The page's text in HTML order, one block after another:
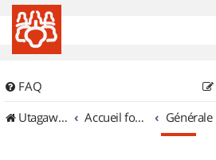
FAQ
UtagawaVTT (Randos VTT et VTTAE avec traces GPS)
Accueil forum Générale